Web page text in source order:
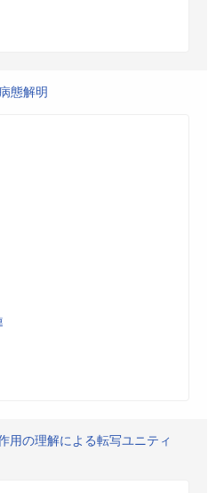
態解明
用の理解による転写ユニティ